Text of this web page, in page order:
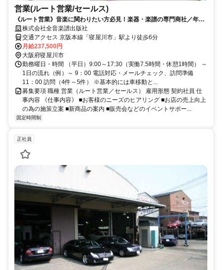
営業(ルート営業/セールス)
《ルート営業》音楽に関わりたい方必見！楽器・楽譜の専門商社／年間
休日125日以上
株式会社全音楽譜出版社
交通アクセス 京阪本線「寝屋川市」駅より徒歩6分
月給237,500円
大阪府寝屋川市
勤務曜日・時間 （平日）9:00～17:30（実働7.5時間・休憩1時間） ～
1日の流れ（例）～ 9：00 電話対応・メールチェック、訪問準備
11：00 訪問（4件～5件） ※基本的には車移動と...
募集要項 職種 営業（ルート営業／セールス） 雇用形態 契約社員 仕
事内容 《仕事内容》 ■お客様のニーズのヒアリング ■お店の売上向上
の為の施策立案 ■新商品の案内 ■販売会などのイベントサポー...
固定時間制
正社員